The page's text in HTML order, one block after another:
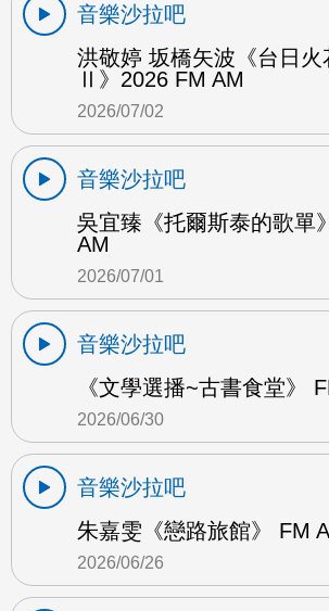
音樂沙拉吧
洪敬婷 坂橋矢波《台日火
Ⅱ》2026 FM AM
2026/07/02
音樂沙拉吧
吳宜臻《托爾斯泰的歌單
AM
2026/07/01
音樂沙拉吧
《文學選播~古書食堂》
2026/06/30
音樂沙拉吧
朱嘉雯《戀路旅館》 FM
2026/06/26